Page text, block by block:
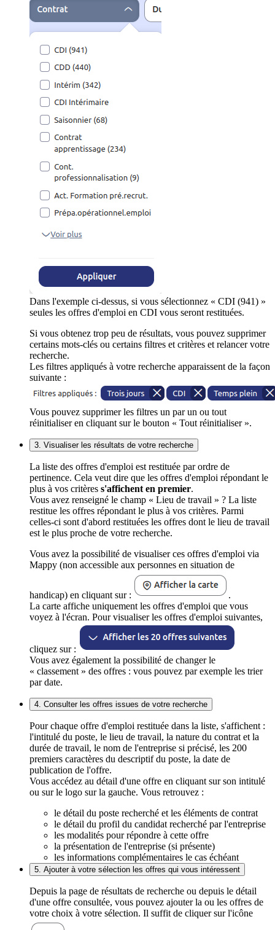
Dans l'exemple ci-dessus, si vous sélectionnez « CDI (941) »
seules les offres d'emploi en CDI vous seront restituées.
Si vous obtenez trop peu de résultats, vous pouvez supprimer
certains mots-clés ou certains filtres et critères et relancer votre
recherche.
Les filtres appliqués à votre recherche apparaissent de la façon
suivante :
Vous pouvez supprimer les filtres un par un ou tout
réinitialiser en cliquant sur le bouton « Tout réinitialiser ».
3. Visualiser les résultats de votre recherche
La liste des offres d'emploi est restituée par ordre de
pertinence. Cela veut dire que les offres d'emploi répondant le
plus à vos critères s'affichent en premier.
Vous avez renseigné le champ « Lieu de travail » ? La liste
restitue les offres répondant le plus à vos critères. Parmi
celles-ci sont d'abord restituées les offres dont le lieu de travail
est le plus proche de votre recherche.
Vous avez la possibilité de visualiser ces offres d'emploi via
Mappy (non accessible aux personnes en situation de
handicap) en cliquant sur :
.
La carte affiche uniquement les offres d'emploi que vous
voyez à l'écran. Pour visualiser les offres d'emploi suivantes,
cliquez sur :
Vous avez également la possibilité de changer le
« classement » des offres : vous pouvez par exemple les trier
par date.
4. Consulter les offres issues de votre recherche
Pour chaque offre d'emploi restituée dans la liste, s'affichent :
l'intitulé du poste, le lieu de travail, la nature du contrat et la
durée de travail, le nom de l'entreprise si précisé, les 200
premiers caractères du descriptif du poste, la date de
publication de l'offre.
Vous accédez au détail d'une offre en cliquant sur son intitulé
ou sur le logo sur la gauche. Vous retrouvez :
le détail du poste recherché et les éléments de contrat
le détail du profil du candidat recherché par l'entreprise
les modalités pour répondre à cette offre
la présentation de l'entreprise (si présente)
les informations complémentaires le cas échéant
5. Ajouter à votre sélection les offres qui vous intéressent
Depuis la page de résultats de recherche ou depuis le détail
d'une offre consultée, vous pouvez ajouter la ou les offres de
votre choix à votre sélection. Il suffit de cliquer sur l'icône